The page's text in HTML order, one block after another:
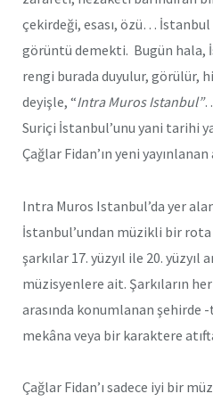
çekirdeği, esası, özü… İstanbul
görüntü demekti. Bugün hala,
rengi burada duyulur, görülür,
deyişle, “Intra Muros Istanbul”
Suriçi İstanbul’unu yani tarihi
Çağlar Fidan’ın yeni
Intra Muros Istanbul’da yer
İstanbul’undan müzikli bir
şarkılar 17. yüzyıl ile 20. yüzyıl
müzisyenlere ait. Şarkıların
arasında konumlanan şehirde
mekâna veya bir karaktere
Çağlar Fidan’ı sadece iyi bir